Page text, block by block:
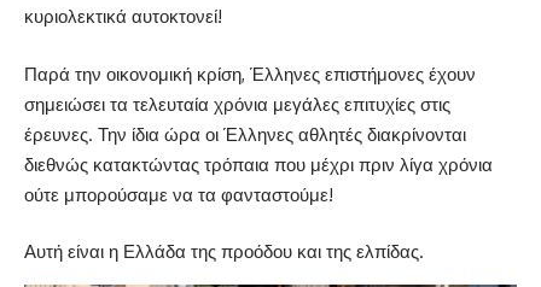
κυριολεκτικά αυτοκτονεί!
Παρά την οικονομική κρίση, Έλληνες επιστήμονες έχουν
σημειώσει τα τελευταία χρόνια μεγάλες επιτυχίες στις
έρευνες. Την ίδια ώρα οι Έλληνες αθλητές διακρίνονται
διεθνώς κατακτώντας τρόπαια που μέχρι πριν λίγα χρόνια
ούτε μπορούσαμε να τα φανταστούμε!
Αυτή είναι η Ελλάδα της προόδου και της ελπίδας.